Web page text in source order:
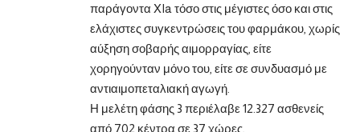
παράγοντα XIa τόσο στις μέγιστες όσο και στις
ελάχιστες συγκεντρώσεις του φαρμάκου, χωρίς
αύξηση σοβαρής αιμορραγίας, είτε
χορηγούνταν μόνο του, είτε σε συνδυασμό με
αντιαιμοπεταλιακή αγωγή.
Η μελέτη φάσης 3 περιέλαβε 12.327 ασθενείς
από 702 κέντρα σε 37 χώρες,